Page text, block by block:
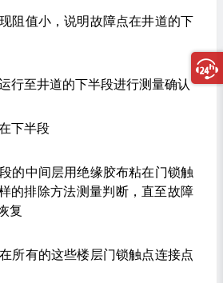
值小，说明故障点在井道的下
至井道的下半段进行测量确认
半段
中间层用绝缘胶布粘在门锁触
的排除方法测量判断，直至故障
复
有的这些楼层门锁触点连接点